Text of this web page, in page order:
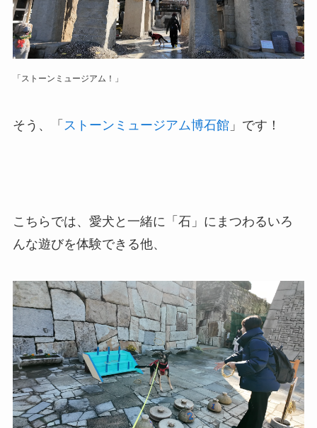
「ストーンミュージアム！」
そう、「 ストーンミュージアム博石館」です！
こちらでは、愛犬と一緒に「石」にまつわるいろ
んな遊びを体験できる他、